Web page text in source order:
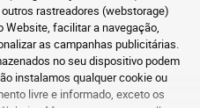
rastreadores (webstorage)
Website, facilitar a navegação,
as campanhas publicitárias.
no seu dispositivo podem
instalamos qualquer cookie ou
livre e informado, exceto os